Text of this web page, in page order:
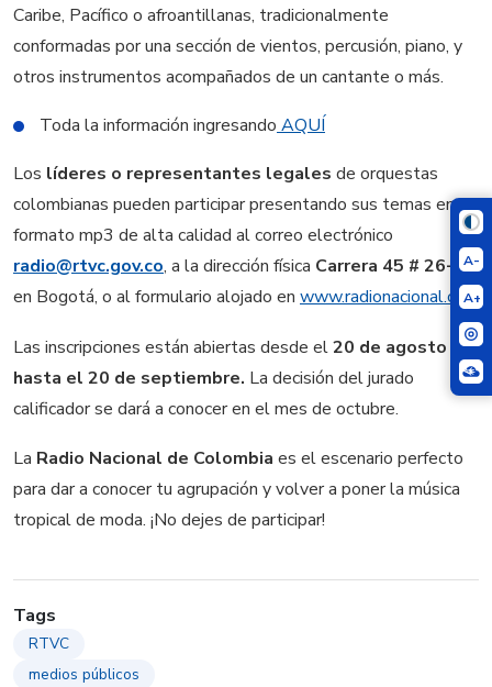
A-
A+
Caribe, Pacífico o afroantillanas, tradicionalmente
conformadas por una sección de vientos, percusión, piano, y
otros instrumentos acompañados de un cantante o más.
Toda la información ingresando AQUÍ
Los líderes o representantes legales de orquestas
colombianas pueden participar presentando sus temas en
formato mp3 de alta calidad al correo electrónico
radio@rtvc.gov.co, a la dirección física Carrera 45 # 26-33
en Bogotá, o al formulario alojado en www.radionacional.co.
Las inscripciones están abiertas desde el20 de agosto
hasta el 20 de septiembre. La decisión del jurado
calificador se dará a conocer en el mes de octubre.
La Radio Nacional de Colombia es el escenario perfecto
para dar a conocer tu agrupación y volver a poner la música
tropical de moda. ¡No dejes de participar!
Tags
RTVC
medios públicos